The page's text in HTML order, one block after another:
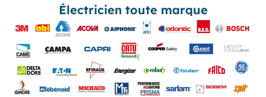
Électricien toute marque